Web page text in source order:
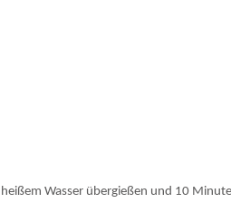
Wasser übergießen und 10